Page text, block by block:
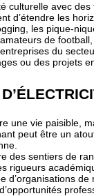
culturelle avec
d’étendre les
les pique-
de
du
ou des projets
une vie paisible,
peut être un
des sentiers de
rigueurs
de